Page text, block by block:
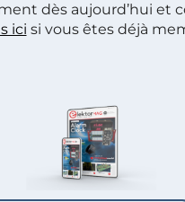
dès aujourd’hui et
ici si vous êtes déjà